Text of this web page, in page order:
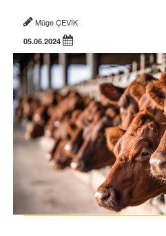
Müge ÇEVİK
05.06.2024